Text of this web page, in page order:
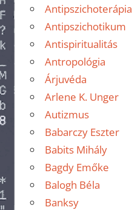
Antipszichoterápia
Antipszichotikum
Antispiritualitás
Antropológia
Árjuvéda
Arlene K. Unger
Autizmus
Babarczy Eszter
Babits Mihály
Bagdy Emőke
Balogh Béla
Banksy